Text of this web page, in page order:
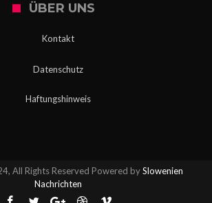
ÜBER UNS
Kontakt
Datenschutz
Haftungshinweis
All Rights Reserved Powered bySlowenien
Nachrichten